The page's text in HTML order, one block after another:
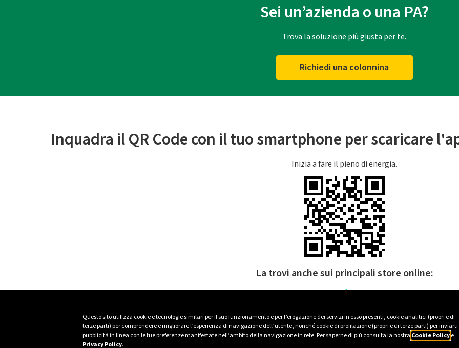
Questo sito utilizza cookie e tecnologie similari per il suo funzionamento e per l’erogazione dei servizi in esso presenti, cookie analitici (propri e di
terze parti) per comprendere e migliorare l’esperienza di navigazione dell’utente, nonché cookie di profilazione (propri e di terze parti) per inviarti
pubblicità in linea con le tue preferenze manifestate nell’ambito della navigazione in rete. Per saperne di più consulta la nostra Cookie Policye
Privacy Policy.
Sei un’azienda o una PA?
Trova la soluzione più giusta per te.
Richiedi una colonnina
Inquadra il QR Code con il tuo smartphone per scaricare
Inizia a fare il pieno di energia.
La trovi anche sui principali store online: